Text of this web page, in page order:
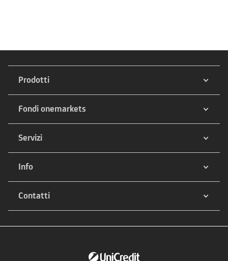
Prodotti
Fondi onemarkets
Servizi
Info
Contatti